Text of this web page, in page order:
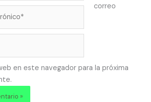
correo
en este navegador para la próxima